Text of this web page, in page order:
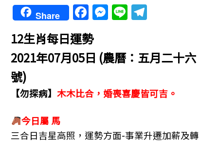
Share F
a
c
e
o
M
e
e
g
er
Li
n
gr
m
12生肖每日運勢
2021年07月05日 (農曆：五月二十六
號)
【勿探病】木木比合，婚喪喜慶皆可吉。
今日屬 馬
三合日吉星高照，運勢方面-事業升遷加薪及轉